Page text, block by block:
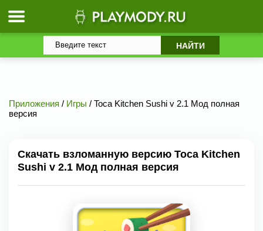
Приложения / Игры / Toca Kitchen Sushi v 2.1 Мод полная
версия
Скачать взломанную версию Toca Kitchen
Sushi v 2.1 Мод полная версия